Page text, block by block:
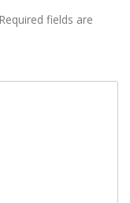
Required fields are